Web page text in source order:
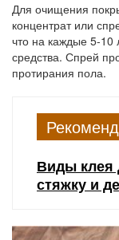
Для очищения
концентрат или
что на каждые 5-10
средства. Спрей
протирания пола.
Виды клея
стяжку и